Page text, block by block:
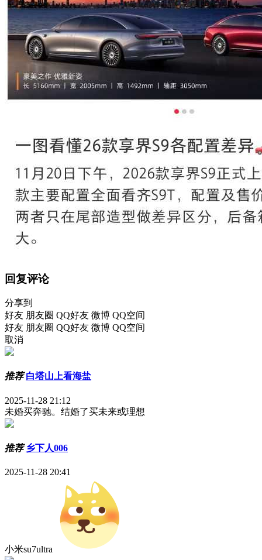
回复评论
分享到
好友 朋友圈 QQ好友 微博 QQ空间
好友 朋友圈 QQ好友 微博 QQ空间
取消
推荐白塔山上看海盐
2025-11-28 21:12
未婚买奔驰。结婚了买未来或理想
推荐乡下人006
2025-11-28 20:41
小米su7ultra